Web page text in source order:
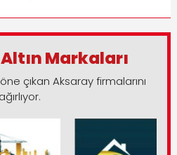
Altın Markaları
çıkan Aksaray firmalarını
ağırlıyor.